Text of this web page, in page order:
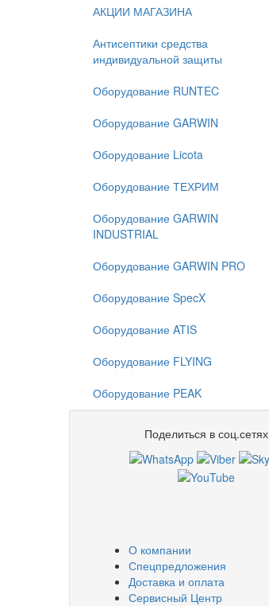
АКЦИИ МАГАЗИНА
Антисептики средства
индивидуальной защиты
Оборудование RUNTEC
Оборудование GARWIN
Оборудование Licota
Оборудование ТЕХРИМ
Оборудование GARWIN
INDUSTRIAL
Оборудование GARWIN PRO
Оборудование SpecX
Оборудование ATIS
Оборудование FLYING
Оборудование PEAK
Поделиться в соц.сетях
О компании
Спецпредложения
Доставка и оплата
Сервисный Центр